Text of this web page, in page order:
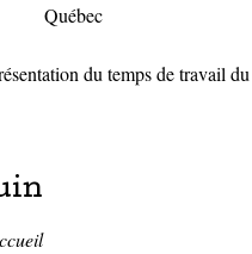
Québec
du temps de travail